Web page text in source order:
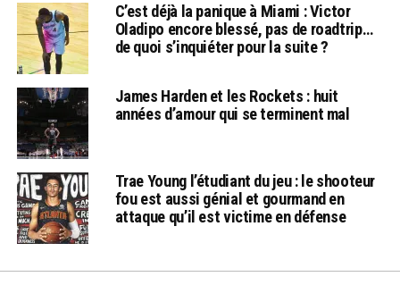
C’est déjà la panique à Miami : Victor
Oladipo encore blessé, pas de roadtrip…
de quoi s’inquiéter pour la suite ?
James Harden et les Rockets : huit
années d’amour qui se terminent mal
Trae Young l’étudiant du jeu : le shooteur
fou est aussi génial et gourmand en
attaque qu’il est victime en défense